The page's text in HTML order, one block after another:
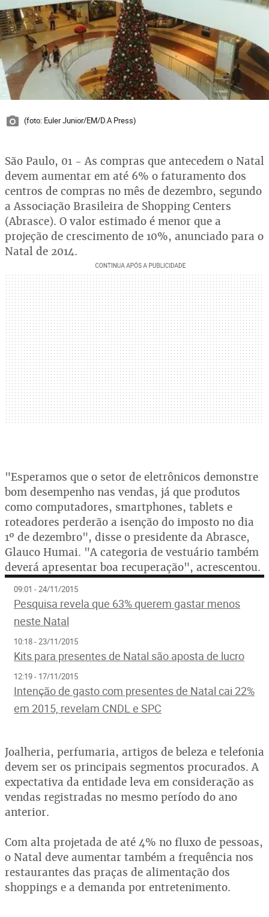
(foto: Euler Junior/EM/D.A Press)
São Paulo, 01 - As compras que antecedem o Natal
devem aumentar em até 6% o faturamento dos
centros de compras no mês de dezembro, segundo
a Associação Brasileira de Shopping Centers
(Abrasce). O valor estimado é menor que a
projeção de crescimento de 10%, anunciado para o
Natal de 2014.
"Esperamos que o setor de eletrônicos demonstre
bom desempenho nas vendas, já que produtos
como computadores, smartphones, tablets e
roteadores perderão a isenção do imposto no dia
1º de dezembro", disse o presidente da Abrasce,
Glauco Humai. "A categoria de vestuário também
deverá apresentar boa recuperação", acrescentou.
09:01 - 24/11/2015
Pesquisa revela que 63% querem gastar menos
neste Natal
10:18 - 23/11/2015
Kits para presentes de Natal são aposta de lucro
12:19 - 17/11/2015
Intenção de gasto com presentes de Natal cai 22%
em 2015, revelam CNDL e SPC
Joalheria, perfumaria, artigos de beleza e telefonia
devem ser os principais segmentos procurados. A
expectativa da entidade leva em consideração as
vendas registradas no mesmo período do ano
anterior.
Com alta projetada de até 4% no fluxo de pessoas,
o Natal deve aumentar também a frequência nos
restaurantes das praças de alimentação dos
shoppings e a demanda por entretenimento.